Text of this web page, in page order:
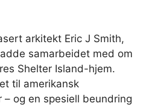
arkitekt Eric J Smith,
samarbeidet med om
Shelter Island-hjem.
til amerikansk
– og en spesiell beundring